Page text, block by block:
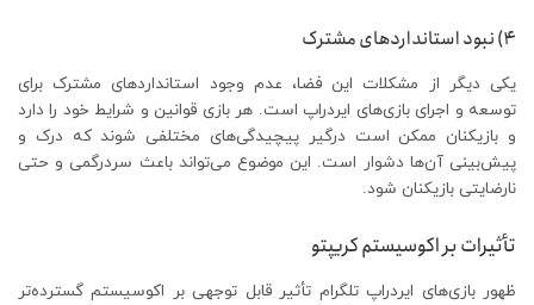
۴) نبود استانداردهای مشترک
یکی دیگر از مشکلات این فضا، عدم وجود استانداردهای مشترک برای
توسعه و اجرای بازی‌های ایردراپ است. هر بازی قوانین و شرایط خود را دارد
و بازیکنان ممکن است درگیر پیچیدگی‌های مختلفی شوند که درک و
پیش‌بینی آن‌ها دشوار است. این موضوع می‌تواند باعث سردرگمی و حتی
نارضایتی بازیکنان شود.
تأثیرات بر اکوسیستم کریپتو
ظهور بازی‌های ایردراپ تلگرام تأثیر قابل توجهی بر اکوسیستم گسترده‌تر